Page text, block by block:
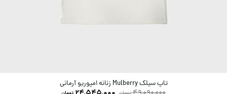
تاپ سیلک Mulberry زنانه امپوریو آرمانی